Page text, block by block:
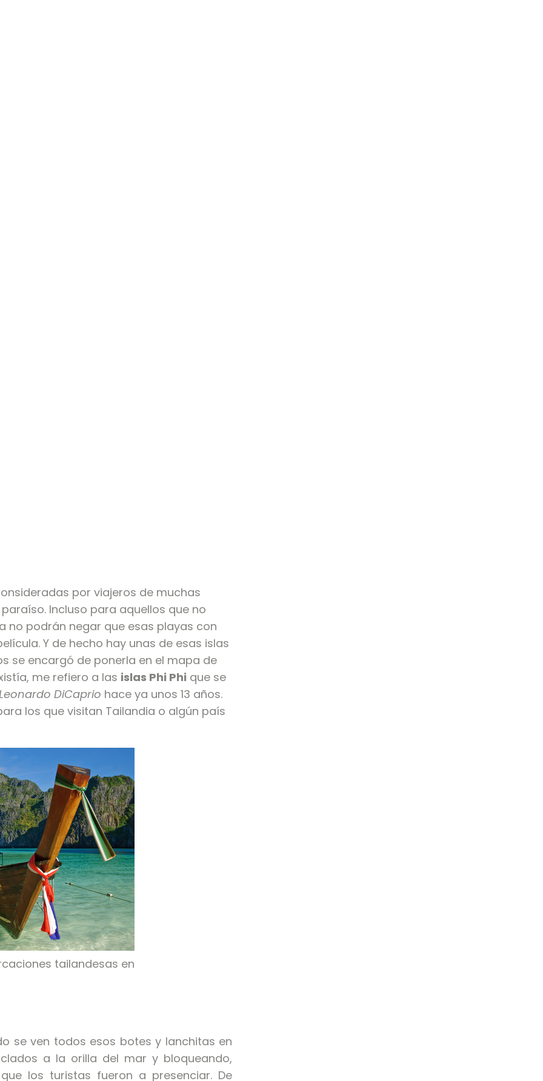
por viajeros de muchas
Incluso para aquellos que no
no podrán negar que esas playas con
Y de hecho hay unas de esas islas
se encargó de ponerla en el mapa de
me refiero a las islas Phi Phi que se
DiCaprio hace ya unos 13 años.
los que visitan Tailandia o algún país
tailandesas en
se ven todos esos botes y lanchitas en
a la orilla del mar y bloqueando,
los turistas fueron a presenciar. De